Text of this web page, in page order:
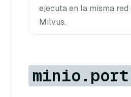
ejecuta en la misma red
Milvus.
minio.port